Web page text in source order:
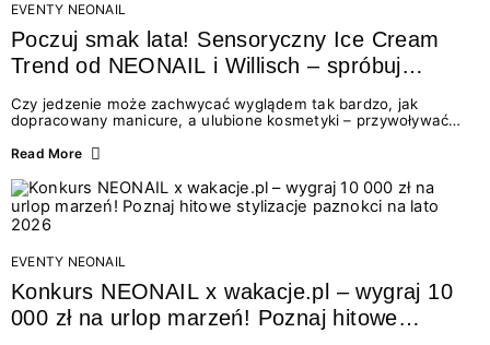
EVENTY NEONAIL
Poczuj smak lata! Sensoryczny Ice Cream
Trend od NEONAIL i Willisch – spróbuj
nowych lodów i odbierz prezent!
Czy jedzenie może zachwycać wyglądem tak bardzo, jak
dopracowany manicure, a ulubione kosmetyki – przywoływać
świata beauty i oszałamiających deserów to coś więcej niż
zmysłami: przez soczysty kolor, aksamitną teksturę,
orzeźwiający zapach i słodki akcent na podniebieniu. Tego lata
NEONAIL łączy siły z marką Willisch, tworząc unikalny projekt
na styku jedzenia i piękna....
Read More
EVENTY NEONAIL
Konkurs NEONAIL x wakacje.pl – wygraj 10
000 zł na urlop marzeń! Poznaj hitowe